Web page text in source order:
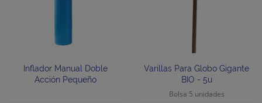
Inflador Manual Doble
Acción Pequeño
Varillas Para Globo Gigante
BIO - 5u
Bolsa 5 unidades